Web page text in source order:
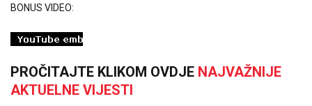
BONUS VIDEO:
PROČITAJTE KLIKOM OVDJE NAJVAŽNIJE
AKTUELNE VIJESTI